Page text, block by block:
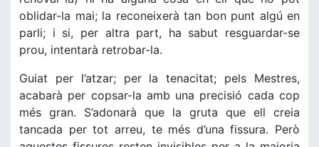
oblidar-la mai; la reconeixerà tan bon punt algú en
parli; i si, per altra part, ha sabut resguardar-se
prou, intentarà retrobar-la.
Guiat per l’atzar; per la tenacitat; pels Mestres,
acabarà per copsar-la amb una precisió cada cop
més gran. S’adonarà que la gruta que ell creia
tancada per tot arreu, te més d’una fissura. Però